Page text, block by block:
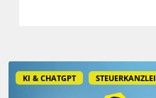
KI & CHATGPT STEUERKANZLEI